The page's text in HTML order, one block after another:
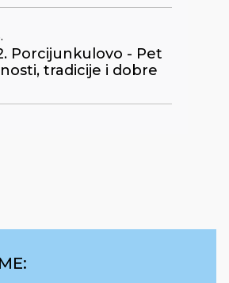
Porcijunkulovo - Pet
tradicije i dobre